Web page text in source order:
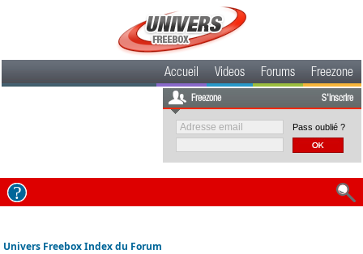
Accueil Videos Forums Freezone
Freezone S'inscrire
Pass oublié ?
Univers Freebox Index du Forum